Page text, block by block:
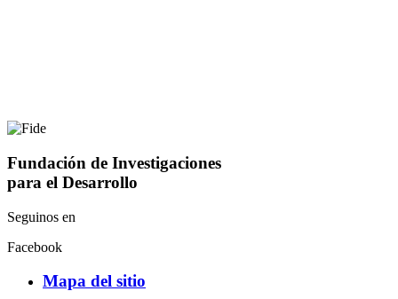
Fundación de Investigaciones
para el Desarrollo
Seguinos en
Facebook
Mapa del sitio